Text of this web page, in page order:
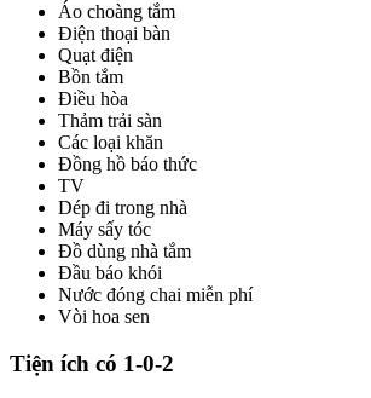
Áo choàng tắm
Điện thoại bàn
Quạt điện
Bồn tắm
Điều hòa
Thảm trải sàn
Các loại khăn
Đồng hồ báo thức
TV
Dép đi trong nhà
Máy sấy tóc
Đồ dùng nhà tắm
Đầu báo khói
Nước đóng chai miễn phí
Vòi hoa sen
Tiện ích có 1-0-2